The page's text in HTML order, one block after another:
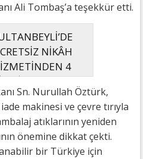
Ali Tombaş’a teşekkür etti.
NİKÂH
4
ÇİFT
Sn. Nurullah Öztürk,
makinesi ve çevre tırıyla
atıklarının yeniden
önemine dikkat çekti.
bir Türkiye için